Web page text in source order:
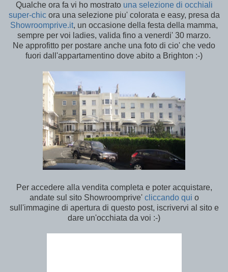
Qualche ora fa vi ho mostrato una selezione di occhiali
super-chicora una selezione piu' colorata e easy, presa da
Showroomprive.it, un occasione della festa della mamma,
sempre per voi ladies, valida fino a venerdi' 30 marzo.
Ne approfitto per postare anche una foto di cio' che vedo
fuori dall'appartamentino dove abito a Brighton :-)
Per accedere alla vendita completa e poter acquistare,
andate sul sito Showroomprive' cliccando qui o
sull'immagine di apertura di questo post, iscrivervi al sito e
dare un'occhiata da voi :-)